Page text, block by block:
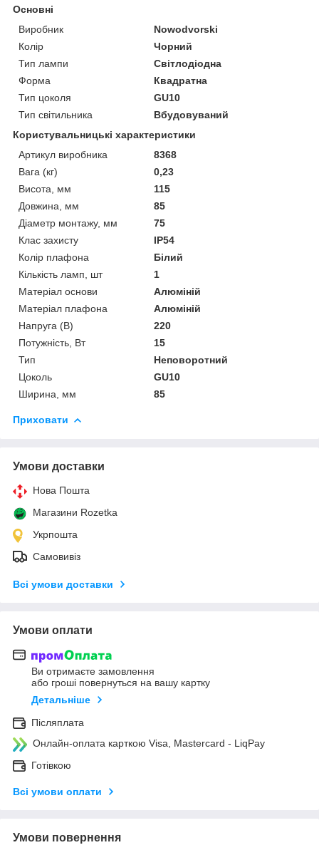
Основні
Виробник
Nowodvorski
Колір
Чорний
Тип лампи
Світлодіодна
Форма
Квадратна
Тип цоколя
GU10
Тип світильника
Вбудовуваний
Користувальницькі характеристики
Артикул виробника
8368
Вага (кг)
0,23
Висота, мм
115
Довжина, мм
85
Діаметр монтажу, мм
75
Клас захисту
IP54
Колір плафона
Білий
Кількість ламп, шт
1
Матеріал основи
Алюміній
Матеріал плафона
Алюміній
Напруга (В)
220
Потужність, Вт
15
Тип
Неповоротний
Цоколь
GU10
Ширина, мм
85
Приховати
Умови доставки
Нова Пошта
Магазини Rozetka
Укрпошта
Самовивіз
Всі умови доставки
Умови оплати
Ви отримаєте замовлення
або гроші повернуться на вашу картку
Детальніше
Післяплата
Онлайн-оплата карткою Visa, Mastercard - LiqPay
Готівкою
Всі умови оплати
Умови повернення